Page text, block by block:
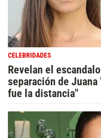
CELEBRIDADES
Revelan el
separación de
fue la distancia"